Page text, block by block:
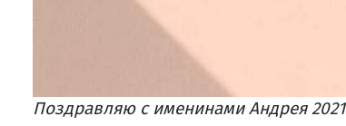
Поздравляю с именинами Андрея 2021